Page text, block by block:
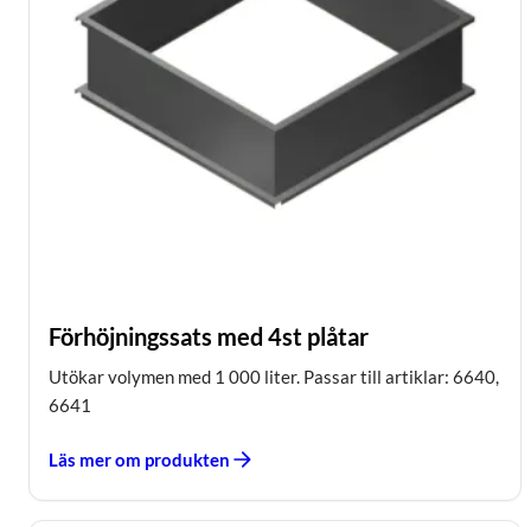
Förhöjningssats med 4st plåtar
Utökar volymen med 1 000 liter. Passar till artiklar: 6640,
6641
Läs mer om produkten